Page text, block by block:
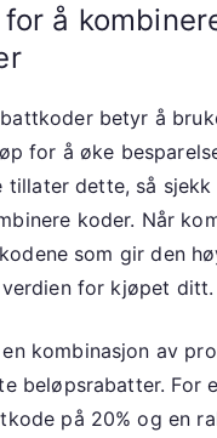
å
betyr å
for å øke
tillater dette, så
koder. Når
som gir den
for kjøpet ditt.
kombinasjon av
beløpsrabatter. For
på 20% og en